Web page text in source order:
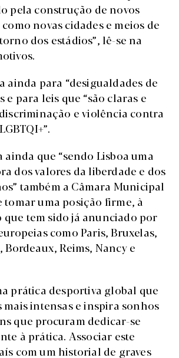
pela construção de novos
novas cidades e meios de
dos estádios”, lê-se na
ainda para “desigualdades de
e para leis que “são claras e
e violência contra
ainda que “sendo Lisboa uma
dos valores da liberdade e dos
também a Câmara Municipal
tomar uma posição firme, à
que tem sido já anunciado por
como Paris, Bruxelas,
Reims, Nancy e
prática desportiva global que
mais intensas e inspira sonhos
que procuram dedicar-se
à prática. Associar este
com um historial de graves